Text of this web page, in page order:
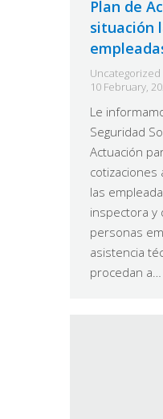
Plan de
situación
Uncategorized
10 February,
Le
Seguridad
Actuación
cotizaciones
las
inspectora y
personas
asistencia
procedan a…